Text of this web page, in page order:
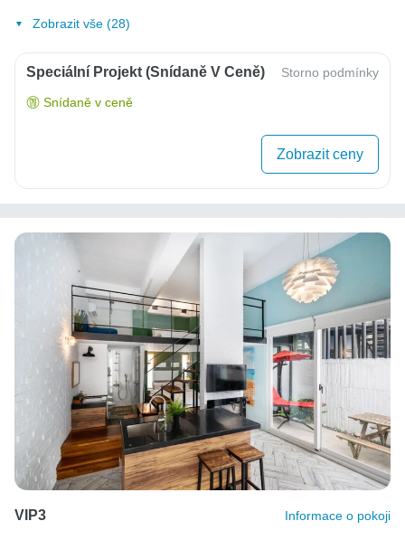
Zobrazit vše (28)
Speciální Projekt (snídaně V Ceně) Storno podmínky
Snídaně v ceně
Zobrazit ceny
VIP3 Informace o pokoji